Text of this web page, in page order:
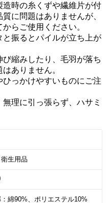
造時の糸くずや繊維片が付
に問題はありませんが、
らご使用ください。
と振るとパイルが立ち上が
び縮みしたり、毛羽が落ち
ありません。
ひっかけやすいものにご注
理に引っ張らず、ハサミ
生用品
綿90%、ポリエステル10%